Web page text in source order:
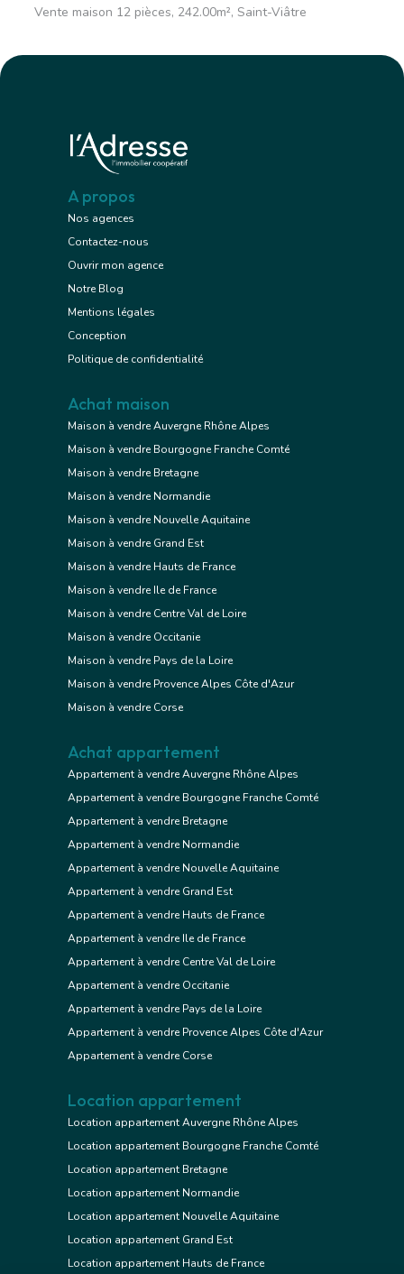
Vente maison 12 pièces, 242.00m², Saint-Viâtre
A propos
Nos agences
Contactez-nous
Ouvrir mon agence
Notre Blog
Mentions légales
Conception
Politique de confidentialité
Achat maison
Maison à vendre Auvergne Rhône Alpes
Maison à vendre Bourgogne Franche Comté
Maison à vendre Bretagne
Maison à vendre Normandie
Maison à vendre Nouvelle Aquitaine
Maison à vendre Grand Est
Maison à vendre Hauts de France
Maison à vendre Ile de France
Maison à vendre Centre Val de Loire
Maison à vendre Occitanie
Maison à vendre Pays de la Loire
Maison à vendre Provence Alpes Côte d'Azur
Maison à vendre Corse
Achat appartement
Appartement à vendre Auvergne Rhône Alpes
Appartement à vendre Bourgogne Franche Comté
Appartement à vendre Bretagne
Appartement à vendre Normandie
Appartement à vendre Nouvelle Aquitaine
Appartement à vendre Grand Est
Appartement à vendre Hauts de France
Appartement à vendre Ile de France
Appartement à vendre Centre Val de Loire
Appartement à vendre Occitanie
Appartement à vendre Pays de la Loire
Appartement à vendre Provence Alpes Côte d'Azur
Appartement à vendre Corse
Location appartement
Location appartement Auvergne Rhône Alpes
Location appartement Bourgogne Franche Comté
Location appartement Bretagne
Location appartement Normandie
Location appartement Nouvelle Aquitaine
Location appartement Grand Est
Location appartement Hauts de France